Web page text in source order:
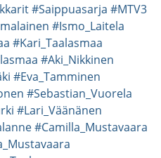
#Saippuasarja #MTV3
#Ismo_Laitela
#Kari_Taalasmaa
#Aki_Nikkinen
#Eva_Tamminen
#Sebastian_Vuorela
#Lari_Väänänen
#Camilla_Mustavaara